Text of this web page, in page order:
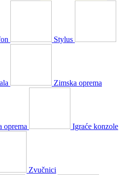
Stylus
Zimska oprema
oprema Igraće konzole
Zvučnici